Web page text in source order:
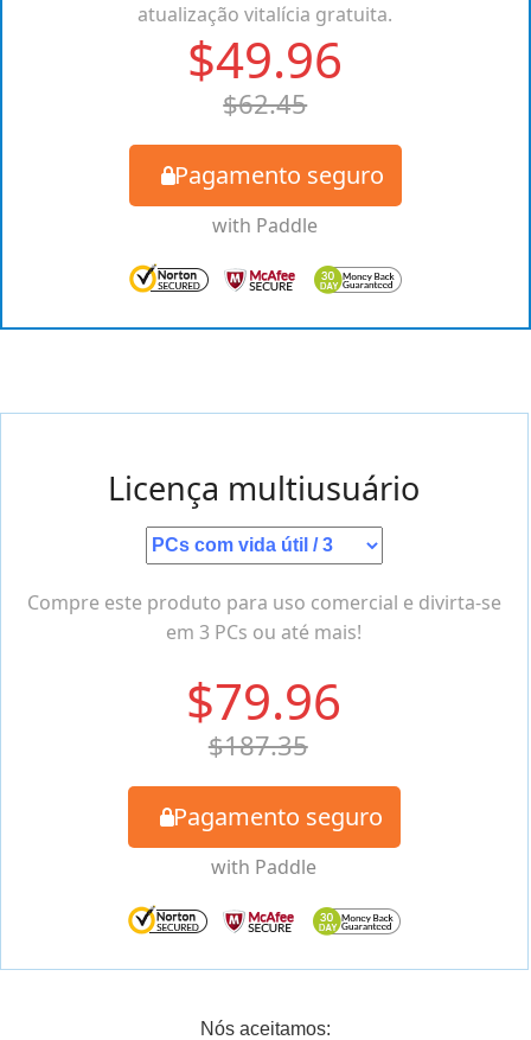
atualização vitalícia gratuita.
$49.96
$62.45
Pagamento seguro
Licença multiusuário
Compre este produto para uso comercial e divirta-se
em 3 PCs ou até mais!
$79.96
$187.35
Pagamento seguro
Nós aceitamos: